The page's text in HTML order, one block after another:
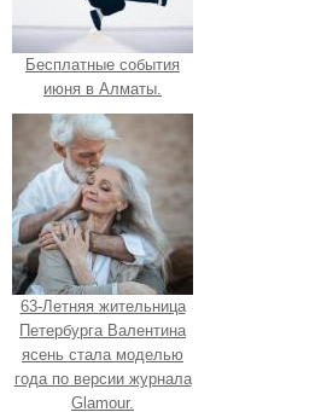
Бесплатные события
июня в Алматы.
63-Летняя жительница
Петербурга Валентина
ясень стала моделью
года по версии журнала
Glamour.